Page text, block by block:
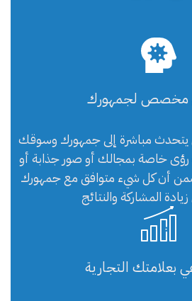
مخصص لجمهورك
مباشرة إلى جمهورك وسوقك
خاصة بمجالك أو صور جذابة أو
أن كل شيء متوافق مع جمهورك
المشاركة والنتائج
بعلامتك التجارية